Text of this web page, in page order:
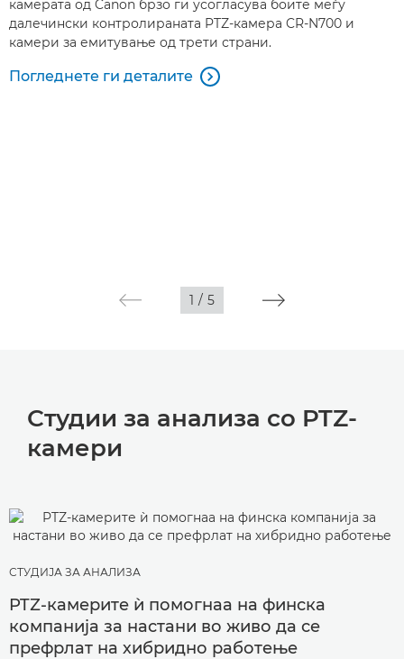
камерата од Canon брзо ги усогласува боите меѓу
далечински контролираната PTZ-камера CR-N700 и
камери за емитување од трети страни.
Погледнете ги деталите 
1 / 5
Студии за анализа со PTZ-
камери
СТУДИЈА ЗА АНАЛИЗА
PTZ-камерите ѝ помогнаа на финска
компанија за настани во живо да се
префрлат на хибридно работење